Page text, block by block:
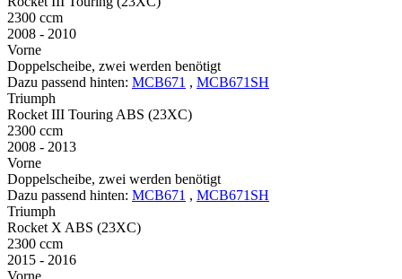
2300 ccm
2008 - 2010
Vorne
Doppelscheibe, zwei werden benötigt
Dazu passend hinten: MCB671 , MCB671SH
Triumph
Rocket III Touring ABS (23XC)
2300 ccm
2008 - 2013
Vorne
Doppelscheibe, zwei werden benötigt
Dazu passend hinten: MCB671 , MCB671SH
Triumph
Rocket X ABS (23XC)
2300 ccm
2015 - 2016
Vorne